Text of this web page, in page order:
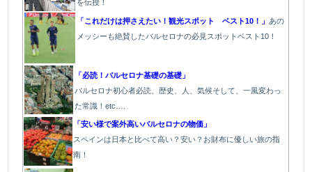
を伝授！
「これだけは押さえたい！観光スポット ベスト10！」 あの
メッシーも絶賛したバルセロナの必見スポットベスト10！
「必読！バルセロナ基礎の基礎」
バルセロナ初心者必読、歴史、人、気候そして、一風変わっ
た常識！etc….
「安い様で案外高いバルセロナの物価」
スペインは日本と比べて高い？安い？お財布に優しい旅の指
南！